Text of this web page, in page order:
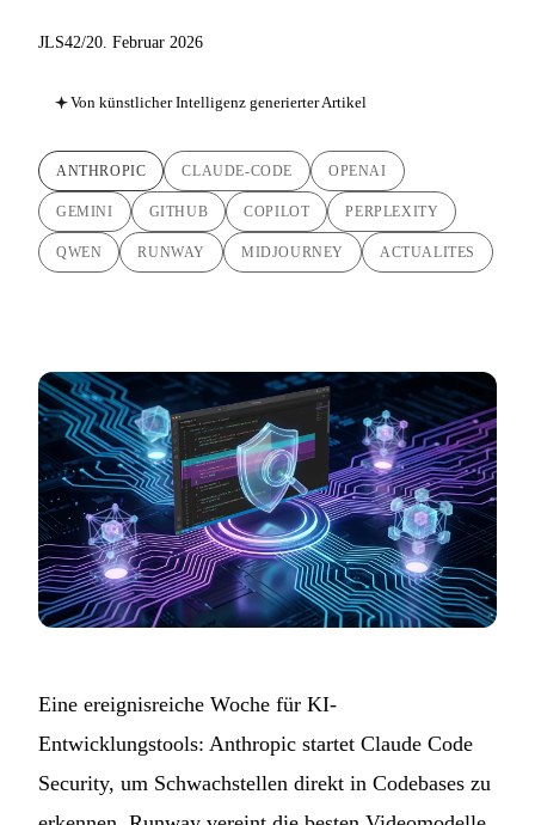
JLS42/20. Februar 2026
Von künstlicher Intelligenz generierter Artikel
ANTHROPIC CLAUDE-CODE OPENAI
GEMINI GITHUB COPILOT PERPLEXITY
QWEN RUNWAY MIDJOURNEY ACTUALITES
Eine ereignisreiche Woche für KI-
Entwicklungstools: Anthropic startet Claude Code
Security, um Schwachstellen direkt in Codebases zu